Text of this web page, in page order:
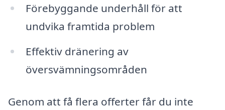
Förebyggande underhåll för att
undvika framtida problem
Effektiv dränering av
översvämningsområden
Genom att få flera offerter får du inte